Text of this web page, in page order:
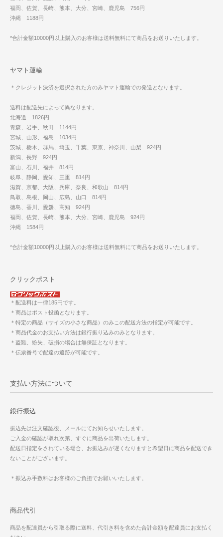
福岡、佐賀、長崎、熊本、大分、宮崎、鹿児島 756円
沖縄 1188円
*合計金額10000円以上購入のお客様は送料無料にて商品をお送りいたします。
ヤマト運輸
＊クレジット決済を選択された方のみヤマト運輸での発送となります。
送料は配送先によって異なります。
北海道 1826円
青森、岩手、秋田 1144円
宮城、山形、福島 1034円
茨城、栃木、群馬、埼玉、千葉、東京、神奈川、山梨 924円
新潟、長野 924円
富山、石川、福井 814円
岐阜、静岡、愛知、三重 814円
滋賀、京都、大阪、兵庫、奈良、和歌山 814円
鳥取、島根、岡山、広島、山口 814円
徳島、香川、愛媛、高知 924円
福岡、佐賀、長崎、熊本、大分、宮崎、鹿児島 924円
沖縄 1584円
*合計金額10000円以上購入のお客様は送料無料にて商品をお送りいたします。
クリックポスト
＊配送料は一律185円です。
＊商品はポスト投函となります。
＊特定の商品（サイズの小さな商品）のみこの配送方法の指定が可能です。
＊商品代金のお支払い方法は銀行振り込みのみとなります。
＊盗難、紛失、破損の場合は無保証となります。
＊伝票番号で配達の追跡が可能です。
支払い方法について
銀行振込
振込先は注文確認後、メールにてお知らせいたします。
ご入金の確認が取れ次第、すぐに商品を出荷いたします。
配送日指定をされている場合、お振込みが遅くなりますと希望日に商品を配送でき
ないことがございます。
＊振込み手数料はお客様のご負担でお願いいたします。
商品代引
商品を配達員から引取る際に送料、代引き料を含めた合計金額を配達員にお支払く